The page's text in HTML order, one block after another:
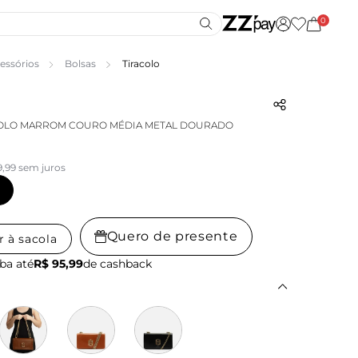
0
Bolsas Tiracolo
MARROM COURO MÉDIA METAL DOURADO
sem juros
à sacola Quero de presente
atéR$ 95,99de cashback